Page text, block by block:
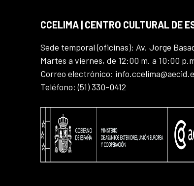
CCELIMA | CENTRO CULTURAL DE
Sede temporal (oficinas): Av. Jorge
Martes a viernes, de 12:00 m. a 10:00
Correo electrónico:
Teléfono: (51) 330-0412